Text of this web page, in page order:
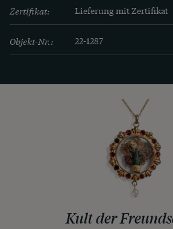
Zertifikat: Lieferung mit Zertifikat
Objekt-Nr.: 22-1287
Kult der